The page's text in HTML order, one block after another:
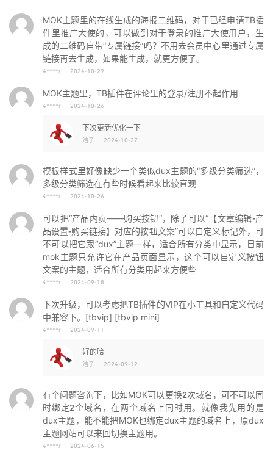
MOK主题里的在线生成的海报二维码，对于已经申请TB插
件里推广大使的，可以做到对于登录的推广大使用户，生
成的二维码自带“专属链接”吗？不用去会员中心里通过专属
链接再去生成，如果能生成，就更方便了。
4****r 2024-10-29
MOK主题里，TB插件在评论里的登录/注册不起作用
4****r 2024-10-26
下次更新优化一下
浩子 2024-10-27
模板样式里好像缺少一个类似dux主题的“多级分类筛选”，
多级分类筛选在有些时候看起来比较直观
4****r 2024-10-26
可以把“产品内页——购买按钮”，除了可以“【文章编辑-产
品设置-购买链接】对应的按钮文案”可以自定义标记外，可
不可以把它跟“dux”主题一样，适合所有分类中显示，目前
mok主题只允许它在产品页面显示，这个可以自定义按钮
文案的主题，适合所有分类用起来方便些
4****r 2024-09-18
下次升级，可以考虑把TB插件的VIP在小工具和自定义代码
中兼容下。[tbvip] [tbvip mini]
4****r 2024-09-11
好的哈
浩子 2024-09-12
有个问题咨询下，比如MOK可以更换2次域名，可不可以同
时绑定2个域名，在两个域名上同时用。就像我先用的是
dux主题，能不能把MOK也绑定dux主题的域名上，原dux
主题网站可以来回切换主题用。
4****r 2024-06-15